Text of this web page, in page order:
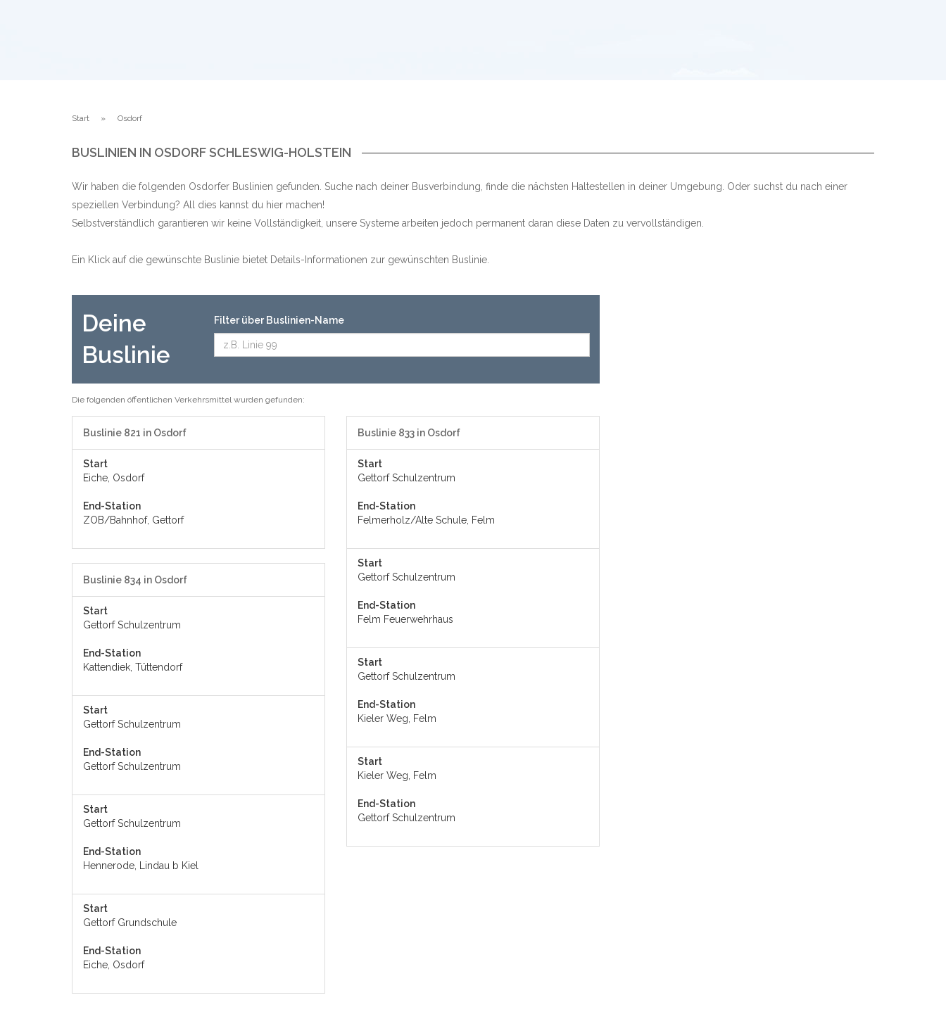
Start Osdorf
BUSLINIEN IN OSDORF SCHLESWIG-HOLSTEIN
Wir haben die folgenden Osdorfer Buslinien gefunden. Suche nach deiner Busverbindung, finde die nächsten Haltestellen in deiner Umgebung. Oder suchst du nach einer
speziellen Verbindung? All dies kannst du hier machen!
Selbstverständlich garantieren wir keine Vollständigkeit, unsere Systeme arbeiten jedoch permanent daran diese Daten zu vervollständigen.
Ein Klick auf die gewünschte Buslinie bietet Details-Informationen zur gewünschten Buslinie.
Deine
Buslinie
Filter über Buslinien-Name
Die folgenden öffentlichen Verkehrsmittel wurden gefunden:
Buslinie 821 in Osdorf
Start
Eiche, Osdorf
End-Station
ZOB/Bahnhof, Gettorf
Buslinie 834 in Osdorf
Start
Gettorf Schulzentrum
End-Station
Kattendiek, Tüttendorf
Start
Gettorf Schulzentrum
End-Station
Gettorf Schulzentrum
Start
Gettorf Schulzentrum
End-Station
Hennerode, Lindau b Kiel
Start
Gettorf Grundschule
End-Station
Eiche, Osdorf
Buslinie 833 in Osdorf
Start
Gettorf Schulzentrum
End-Station
Felmerholz/Alte Schule, Felm
Start
Gettorf Schulzentrum
End-Station
Felm Feuerwehrhaus
Start
Gettorf Schulzentrum
End-Station
Kieler Weg, Felm
Start
Kieler Weg, Felm
End-Station
Gettorf Schulzentrum